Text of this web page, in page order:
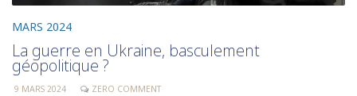
MARS 2024
La guerre en Ukraine, basculement
géopolitique ?
9 MARS 2024 ZERO COMMENT